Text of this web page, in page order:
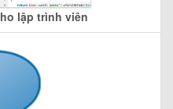
lập trình viên